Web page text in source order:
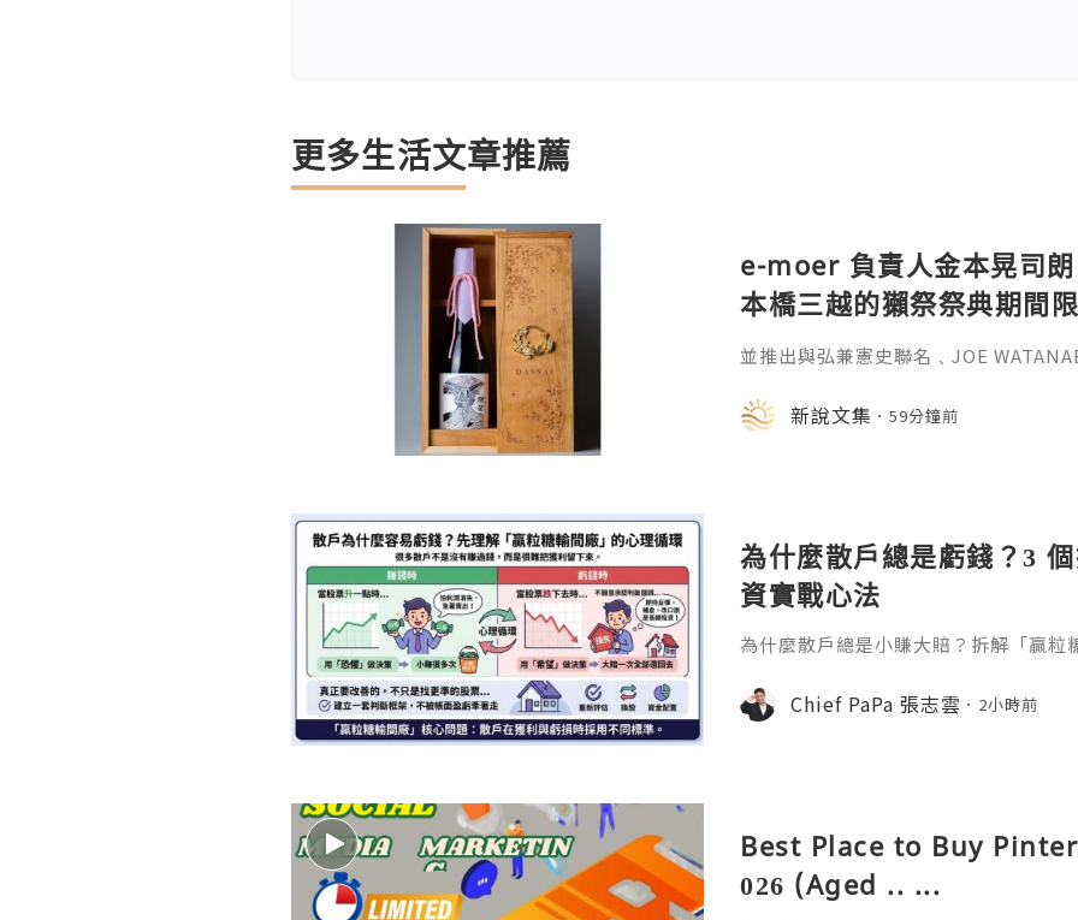
更多生活文章推薦
e-moer 負責人金本晃司
本橋三越的獺祭祭典期間
金属的東京銀器工匠一同
並推出與弘兼憲史聯名﹑JOE
化。e-moer 旗下飾品及銀器品牌「
日至 26 日（週三至週二）期間，在日
新說文集 59分鐘前
為什麼散戶總是虧錢？3
資實戰心法
為什麼散戶總是小賺大賠？拆解「贏粒
建立更客觀的買賣換股、換位思考與投
Chief PaPa 張志雲 2小時前
Best Place to Buy
026 (Aged .. ...